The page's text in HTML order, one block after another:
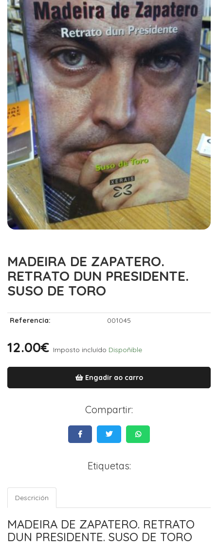
MADEIRA DE ZAPATERO.
RETRATO DUN PRESIDENTE.
SUSO DE TORO
Referencia: 001045
12.00€ Imposto incluído Dispoñible
Engadir ao carro
Compartir:
Etiquetas:
Descrición
MADEIRA DE ZAPATERO. RETRATO
DUN PRESIDENTE. SUSO DE TORO